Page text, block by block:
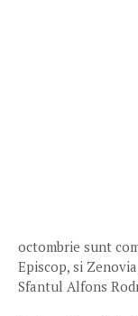
octombrie sunt
Episcop, si
Sfantul Alfons